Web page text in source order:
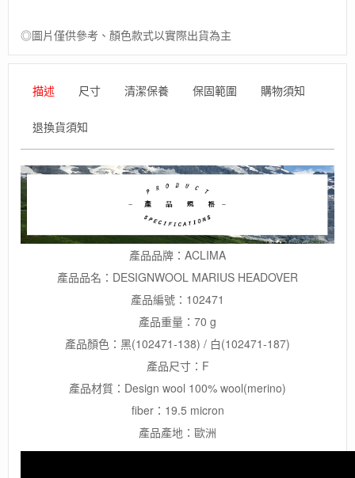
洲
製
頭
套/
運
動
配
件
數
◎圖片僅供參考、顏色款式以實際出貨為主
描述 尺寸 清潔保養 保固範圍 購物須知
退換貨須知
產品品牌：ACLIMA
產品品名：DESIGNWOOL MARIUS HEADOVER
產品編號：102471
產品重量：70 g
產品顏色：黑(102471-138) / 白(102471-187)
產品尺寸：F
產品材質：Design wool 100% wool(merino)
fiber：19.5 micron
產品產地：歐洲